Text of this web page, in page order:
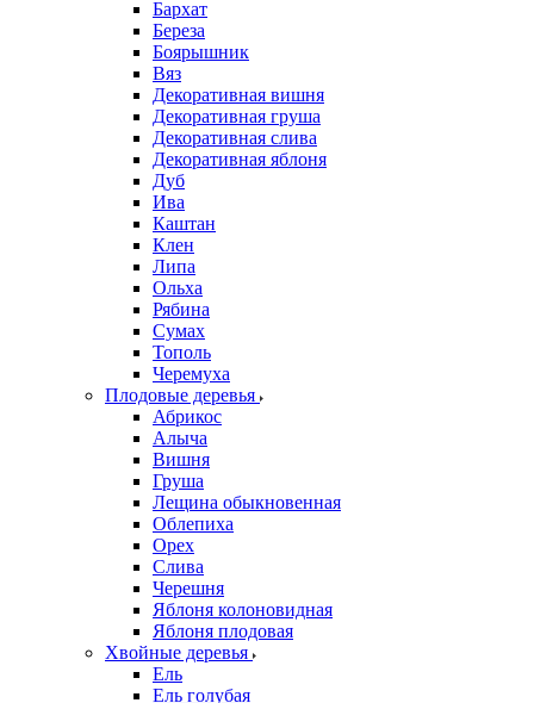
Бархат
Береза
Боярышник
Вяз
Декоративная вишня
Декоративная груша
Декоративная слива
Декоративная яблоня
Дуб
Ива
Каштан
Клен
Липа
Ольха
Рябина
Сумах
Тополь
Черемуха
Плодовые деревья
Абрикос
Алыча
Вишня
Груша
Лещина обыкновенная
Облепиха
Орех
Слива
Черешня
Яблоня колоновидная
Яблоня плодовая
Хвойные деревья
Ель
Ель голубая